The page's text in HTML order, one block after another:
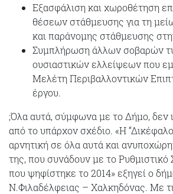
Εξασφάλιση και χωροθέτηση
θέσεων στάθμευσης για τη
και παράνομης στάθμευσης
Συμπλήρωση άλλων σοβαρών
ουσιαστικών ελλείψεων που
Μελέτη Περιβαλλοντικών
έργου.
;Όλα αυτά, σύμφωνα με το Δήμο, δεν
από το υπάρχον σχέδιο. «Η
αρνητική σε όλα αυτά και
της, που συνάδουν με το Ρυθμιστικό
που ψηφίστηκε το 2014» εξηγεί ο
Ν.Φιλαδέλφειας – Χαλκηδόνας. Με